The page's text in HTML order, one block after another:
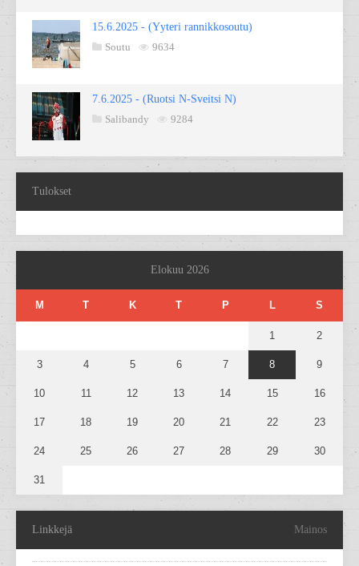
15.6.2025 - (Yyteri rannikkosoutu)
Soutu
9634
7.6.2025 - (Ruotsi N-Sveitsi N)
Salibandy
9284
Tulokset
Elokuu 2026
M T K T P L S
1 2
3 4 5 6 7 8 9
10 11 12 13 14 15 16
17 18 19 20 21 22 23
24 25 26 27 28 29 30
31
Linkkejä Mainos